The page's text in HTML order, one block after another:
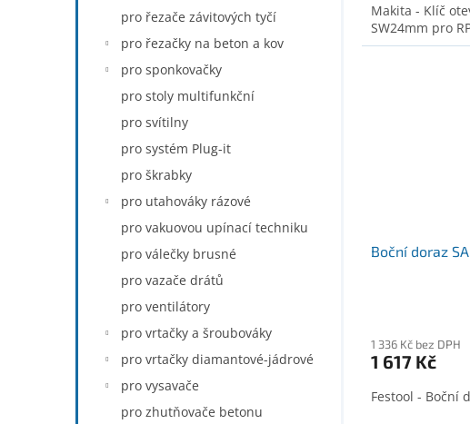
pro řezače závitových tyčí
pro řezačky na beton a kov
pro sponkovačky
pro stoly multifunkční
pro svítilny
pro systém Plug-it
pro škrabky
pro utahováky rázové
pro vakuovou upínací techniku
pro válečky brusné
pro vazače drátů
pro ventilátory
pro vrtačky a šroubováky
pro vrtačky diamantové-jádrové
pro vysavače
pro zhutňovače betonu
Makita - Klíč
SW24mm pro
Boční doraz
1 336 Kč bez DPH
1 617 Kč
Festool - Boční